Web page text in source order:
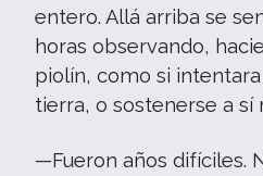
entero. Allá arriba se
horas observando,
piolín, como si
tierra, o sostenerse a sí
—Fueron años difíciles.